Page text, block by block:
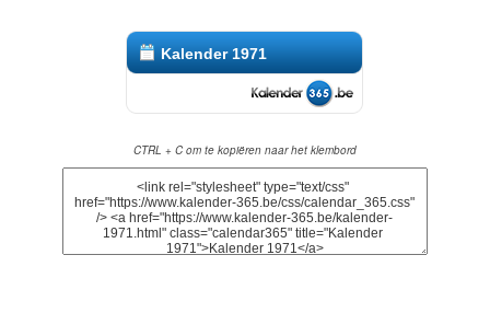
Kalender 1971
CTRL + C om te kopiëren naar het klembord